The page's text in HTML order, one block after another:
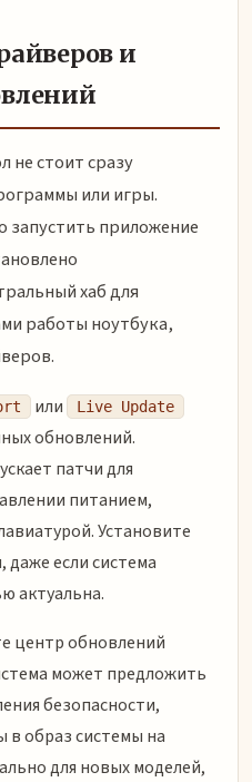
и
не стоит сразу
или игры.
приложение
хаб для
работы ноутбука,
или Live Update
обновлений.
патчи для
питанием,
Установите
даже если система
актуальна.
центр обновлений
может предложить
безопасности,
образ системы на
для новых моделей,